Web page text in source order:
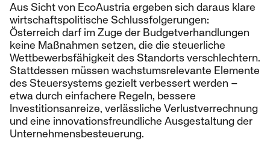
Aus Sicht von EcoAustria ergeben sich daraus klare
wirtschaftspolitische Schlussfolgerungen:
Österreich darf im Zuge der Budgetverhandlungen
keine Maßnahmen setzen, die die steuerliche
Wettbewerbsfähigkeit des Standorts verschlechtern.
Stattdessen müssen wachstumsrelevante Elemente
des Steuersystems gezielt verbessert werden –
etwa durch einfachere Regeln, bessere
Investitionsanreize, verlässliche Verlustverrechnung
und eine innovationsfreundliche Ausgestaltung der
Unternehmensbesteuerung.